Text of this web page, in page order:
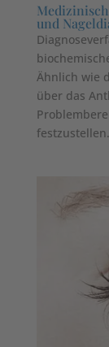
und
Ähnlich wie
über das